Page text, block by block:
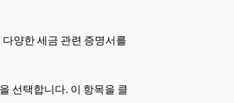
양한 세금 관련 증명서를
선택합니다. 이 항목을 클